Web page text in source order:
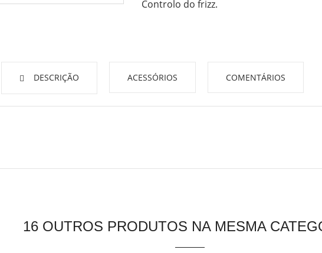
Controlo do frizz.
DESCRIÇÃO ACESSÓRIOS COMENTÁRIOS
16 OUTROS PRODUTOS NA MESMA